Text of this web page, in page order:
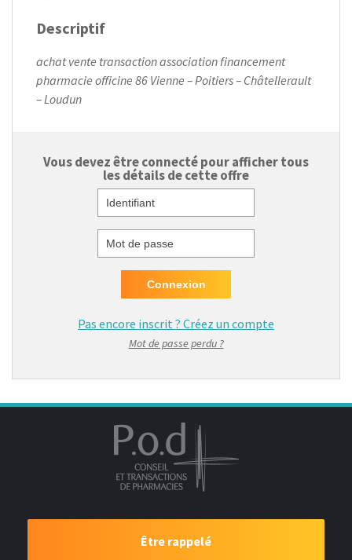
Descriptif
achat vente transaction association financement
pharmacie officine 86 Vienne – Poitiers – Châtellerault
– Loudun
Vous devez être connecté pour afficher tous
les détails de cette offre
Identifiant
Mot de passe
Pas encore inscrit ? Créez un compte
Mot de passe perdu ?
Être rappelé